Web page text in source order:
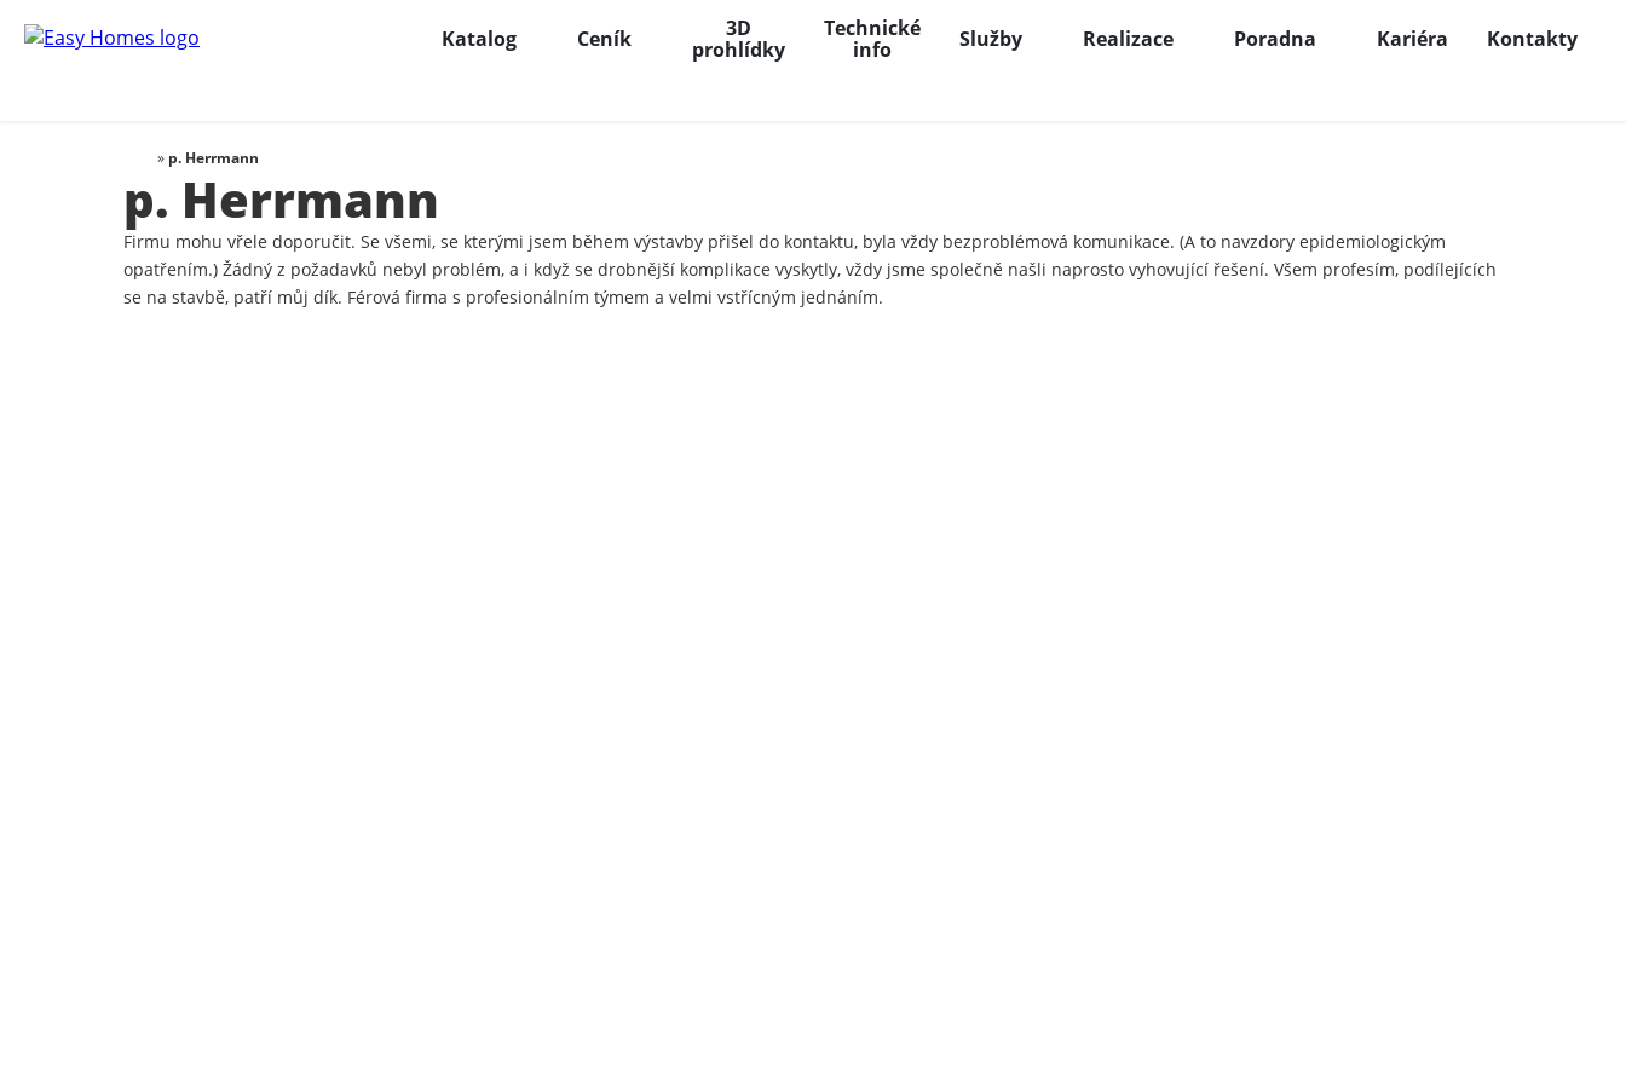
Katalog Ceník
3D
prohlídky
Technické
info
Služby Realizace Poradna Kariéra Kontakty
» p. Herrmann
p. Herrmann
Firmu mohu vřele doporučit. Se všemi, se kterými jsem během výstavby přišel do kontaktu, byla vždy bezproblémová komunikace. (A to navzdory epidemiologickým
opatřením.) Žádný z požadavků nebyl problém, a i když se drobnější komplikace vyskytly, vždy jsme společně našli naprosto vyhovující řešení. Všem profesím, podílejících
se na stavbě, patří můj dík. Férová firma s profesionálním týmem a velmi vstřícným jednáním.